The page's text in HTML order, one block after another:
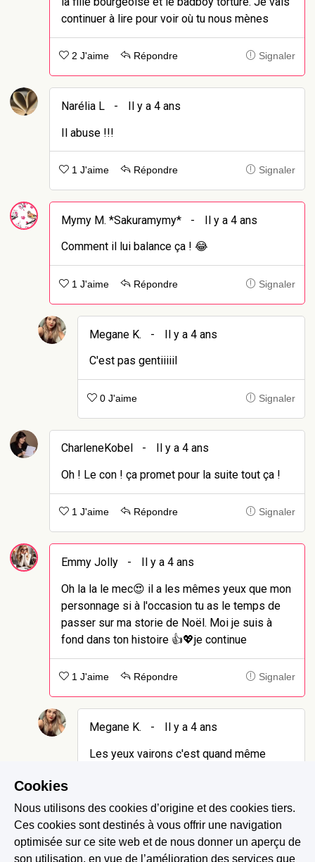
continuer à lire pour voir où tu nous mènes
2 J'aime Répondre Signaler
Narélia L -
Il y a 4 ans
Il abuse !!!
1 J'aime Répondre Signaler
Mymy M. *Sakuramymy* -
Il y a 4 ans
Comment il lui balance ça ! 😂
1 J'aime Répondre Signaler
Megane K. -
Il y a 4 ans
C'est pas gentiiiiil
0 J'aime Signaler
CharleneKobel -
Il y a 4 ans
Oh ! Le con ! ça promet pour la suite tout ça !
1 J'aime Répondre Signaler
Emmy Jolly -
Il y a 4 ans
Oh la la le mec😍 il a les mêmes yeux que mon
personnage si à l'occasion tu as le temps de
passer sur ma storie de Noël. Moi je suis à
fond dans ton histoire 👍💖je continue
1 J'aime Répondre Signaler
Megane K. -
Il y a 4 ans
Les yeux vairons c'est quand même
0 J'aime Signaler
Cookies
Nous utilisons des cookies d’origine et des cookies tiers.
Ces cookies sont destinés à vous offrir une navigation
optimisée sur ce site web et de nous donner un aperçu de
son utilisation, en vue de l’amélioration des services que